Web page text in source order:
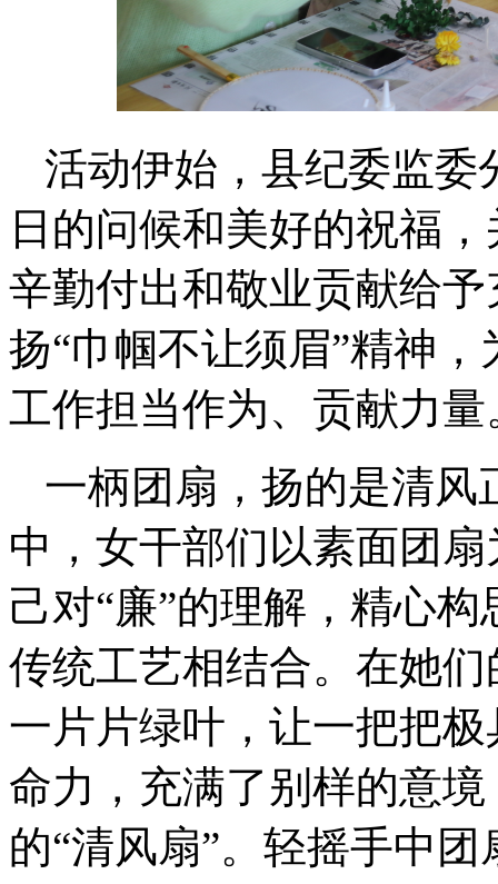
活动伊始，县纪委监委
日的问候和美好的祝福
辛勤付出和敬业贡献给
扬“巾帼不让须眉”精神
工作担当作为、贡献力量
一柄团扇，扬的是清风
中，女干部们以素面团
己对“廉”的理解，精心
传统工艺相结合。在她
一片片绿叶，让一把把
命力，充满了别样的意
的“清风扇”。轻摇手中